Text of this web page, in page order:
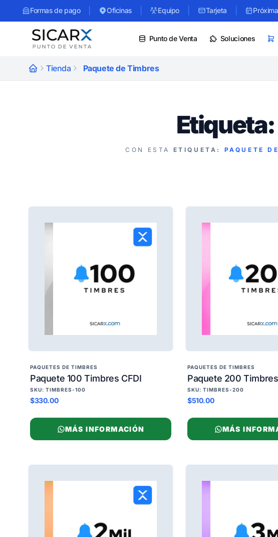
Formas de pago Oficinas Equipo Tarjeta
Punto de Venta Soluciones
Tienda Paquete de Timbres
Etiqueta:
CON ESTA ETIQUETA: PAQUETE
PAQUETES DE TIMBRES
Paquete 100 Timbres CFDI
SKU: TIMBRES-100
$330.00
MÁS INFORMACIÓN
PAQUETES DE TIMBRES
Paquete 200
SKU: TIMBRES-200
$510.00
MÁS